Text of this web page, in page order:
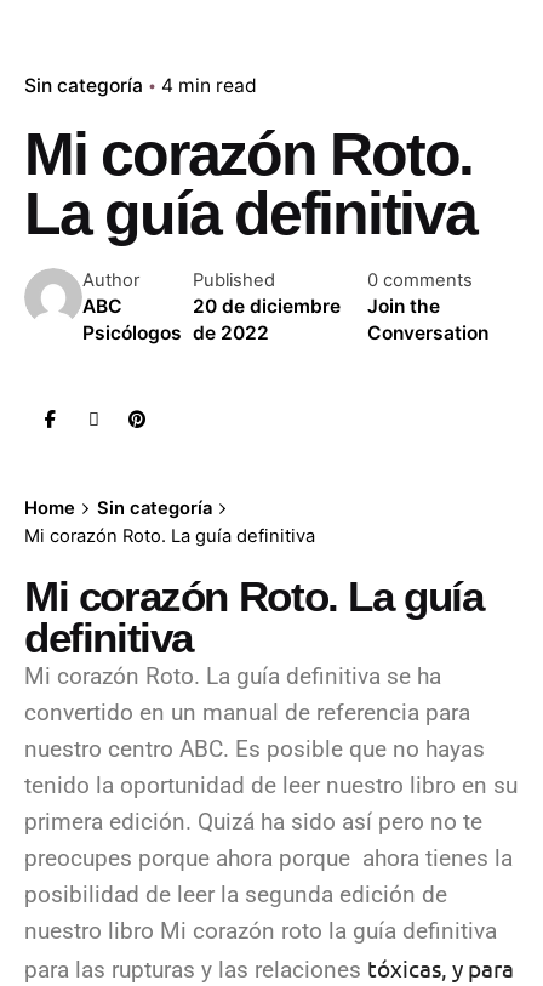
Sin categoría 4 min read
Mi corazón Roto.
La guía definitiva
Author
ABC
Psicólogos
Published
20 de diciembre
de 2022
0 comments
Join the
Conversation
Home
Sin categoría
Mi corazón Roto. La guía definitiva
Mi corazón Roto. La guía
definitiva
Mi corazón Roto. La guía definitiva se ha
convertido en un manual de referencia para
nuestro centro ABC. Es posible que no hayas
tenido la oportunidad de leer nuestro libro en su
primera edición. Quizá ha sido así pero no te
preocupes porque ahora porque ahora tienes la
posibilidad de leer la segunda edición de
nuestro libro Mi corazón roto la guía definitiva
para las rupturas y las relaciones tóxicas, y para